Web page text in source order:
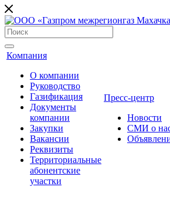
Компания
О компании
Руководство
Газификация
Документы
компании
Закупки
Вакансии
Реквизиты
Территориальные
абонентские
участки
Пресс-центр
Новости
СМИ о